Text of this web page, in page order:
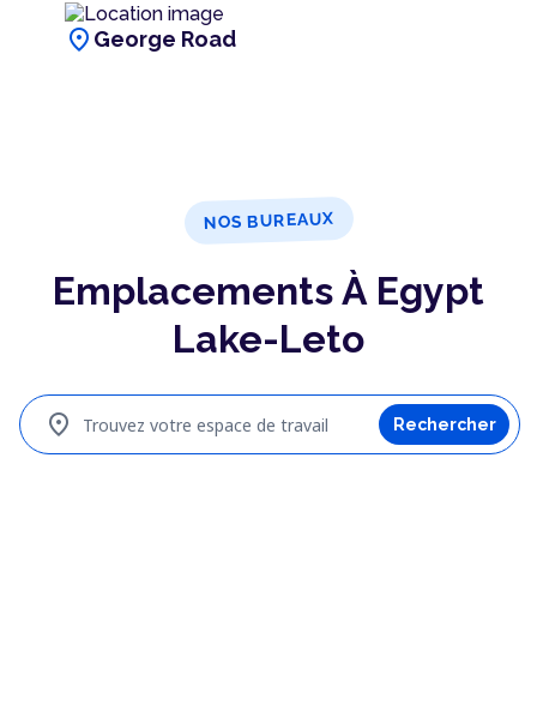
location_on George Road
NOS BUREAUX
Emplacements À Egypt
Lake-Leto
Trouvez votre espace de travail
location_on Rechercher